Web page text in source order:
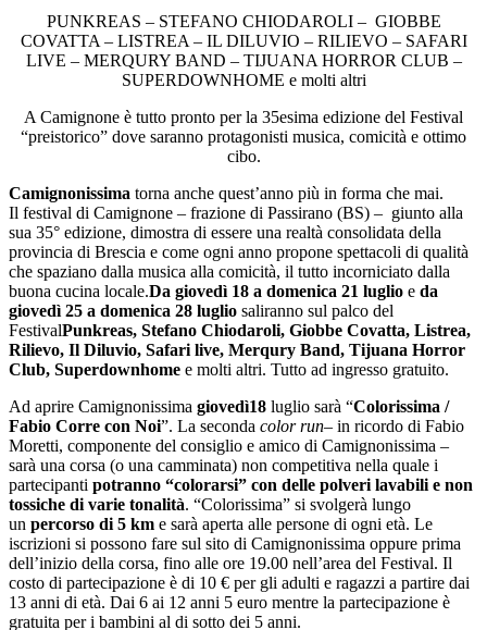
PUNKREAS – STEFANO CHIODAROLI – GIOBBE
COVATTA – LISTREA – IL DILUVIO – RILIEVO – SAFARI
LIVE – MERQURY BAND – TIJUANA HORROR CLUB –
SUPERDOWNHOME e molti altri
A Camignone è tutto pronto per la 35esima edizione del Festival
“preistorico” dove saranno protagonisti musica, comicità e ottimo
cibo.
Camignonissima torna anche quest’anno più in forma che mai.
Il festival di Camignone – frazione di Passirano (BS) – giunto alla
sua 35° edizione, dimostra di essere una realtà consolidata della
provincia di Brescia e come ogni anno propone spettacoli di qualità
che spaziano dalla musica alla comicità, il tutto incorniciato dalla
buona cucina locale.Da giovedì 18 a domenica 21 luglio e da
giovedì 25 a domenica 28 luglio saliranno sul palco del
FestivalPunkreas, Stefano Chiodaroli, Giobbe Covatta, Listrea,
Rilievo, Il Diluvio, Safari live, Merqury Band, Tijuana Horror
Club, Superdownhome e molti altri. Tutto ad ingresso gratuito.
Ad aprire Camignonissima giovedì18 luglio sarà “Colorissima /
Fabio Corre con Noi”. La seconda color run– in ricordo di Fabio
Moretti, componente del consiglio e amico di Camignonissima –
sarà una corsa (o una camminata) non competitiva nella quale i
partecipanti potranno “colorarsi” con delle polveri lavabili e non
tossiche di varie tonalità. “Colorissima” si svolgerà lungo
un percorso di 5 km e sarà aperta alle persone di ogni età. Le
iscrizioni si possono fare sul sito di Camignonissima oppure prima
dell’inizio della corsa, fino alle ore 19.00 nell’area del Festival. Il
costo di partecipazione è di 10 € per gli adulti e ragazzi a partire dai
13 anni di età. Dai 6 ai 12 anni 5 euro mentre la partecipazione è
gratuita per i bambini al di sotto dei 5 anni.